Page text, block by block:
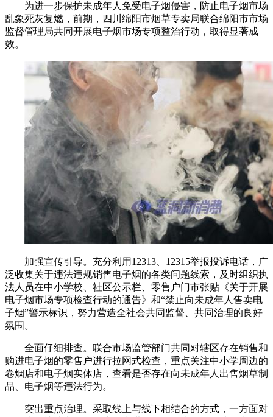
为进一步保护未成年人免受电子烟侵害，防止电子烟市场
乱象死灰复燃，前期，四川绵阳市烟草专卖局联合绵阳市市场
监督管理局共同开展电子烟市场专项整治行动，取得显著成
效。
加强宣传引导。充分利用12313、12315举报投诉电话，广
泛收集关于违法违规销售电子烟的各类问题线索，及时组织执
法人员在中小学校、社区公示栏、零售户门市张贴《关于开展
电子烟市场专项检查行动的通告》和“禁止向未成年人售卖电
子烟”警示标识，努力营造全社会共同监督、共同治理的良好
氛围。
全面仔细排查。联合市场监管部门共同对辖区存在销售和
购进电子烟的零售户进行拉网式检查，重点关注中小学周边的
卷烟店和电子烟实体店，查看是否存在向未成年人出售烟草制
品、电子烟等违法行为。
突出重点治理。采取线上与线下相结合的方式，一方面对